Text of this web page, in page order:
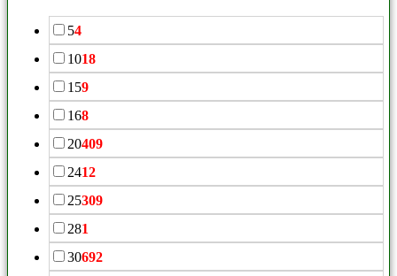
54
1018
159
168
20409
2412
25309
281
30692